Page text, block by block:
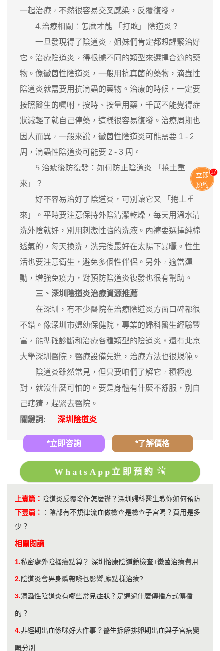
一起治療，不然很容易交叉感染，反覆復發。
4.治療相關：怎麼才能 「打敗」 陰道炎？
一旦發現得了陰道炎，姐妹們肯定都想趕緊治好
它。治療陰道炎，得根據不同的類型來選擇合適的藥
物。像黴菌性陰道炎，一般用抗真菌的藥物，滴蟲性
陰道炎就需要用抗滴蟲的藥物。治療的時候，一定要
按照醫生的囑咐，按時、按量用藥，千萬不能覺得症
狀減輕了就自己停藥，這樣很容易復發。治療周期也
因人而異，一般來說，黴菌性陰道炎可能需要 1 - 2
周，滴蟲性陰道炎可能要 2 - 3 周。
5.治癒後防復發：如何防止陰道炎 「捲土重
來」？
好不容易治好了陰道炎，可別讓它又 「捲土重
來」。平時要注意保持外陰清潔乾燥，每天用溫水清
洗外陰就好，別用刺激性強的洗液。內褲要選擇純棉
透氣的，每天換洗，洗完後最好在太陽下暴曬。性生
活也要注意衛生，避免多個性伴侶。另外，適當運
動，增強免疫力，對預防陰道炎復發也很有幫助。
三、深圳陰道炎治療資源推薦
在深圳，有不少醫院在治療陰道炎方面口碑都很
不錯。像深圳市婦幼保健院，專業的婦科醫生經驗豐
富，能準確診斷和治療各種類型的陰道炎。還有北京
大學深圳醫院，醫療設備先進，治療方法也很規範。
陰道炎雖然常見，但只要咱們了解它，積極應
對，就沒什麼可怕的。要是身體有什麼不舒服，別自
己瞎猜，趕緊去醫院。
關鍵詞:
深圳陰道炎
*立即咨詢 *了解價格
WhatsApp立即預約
上壹篇： 陰道炎反覆發作怎麼辦？深圳婦科醫生教你如何預防
下壹篇：
： 陰部有不規律流血做檢查是檢查子宮嗎？費用是多
少？
相關閱讀
1.私密處外陰搔癢點算？ 深圳怡康陰道鏡檢查+黴菌治療費用
2.陰道炎會畀身體帶嚟乜影響,應點樣治療?
3.​滴蟲性陰道炎有哪些常見症狀？是通過什麼傳播方式傳播
的？
4.非經期出血係咪好大件事？醫生拆解排卵期出血與子宮病變
嘅分別
立即
預約
11